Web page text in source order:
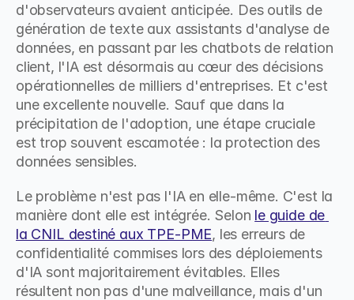
d'observateurs avaient anticipée. Des outils de
génération de texte aux assistants d'analyse de
données, en passant par les chatbots de relation
client, l'IA est désormais au cœur des décisions
opérationnelles de milliers d'entreprises. Et c'est
une excellente nouvelle. Sauf que dans la
précipitation de l'adoption, une étape cruciale
est trop souvent escamotée : la protection des
données sensibles.
Le problème n'est pas l'IA en elle-même. C'est la
manière dont elle est intégrée. Selon le guide de
la CNIL destiné aux TPE-PME, les erreurs de
confidentialité commises lors des déploiements
d'IA sont majoritairement évitables. Elles
résultent non pas d'une malveillance, mais d'un